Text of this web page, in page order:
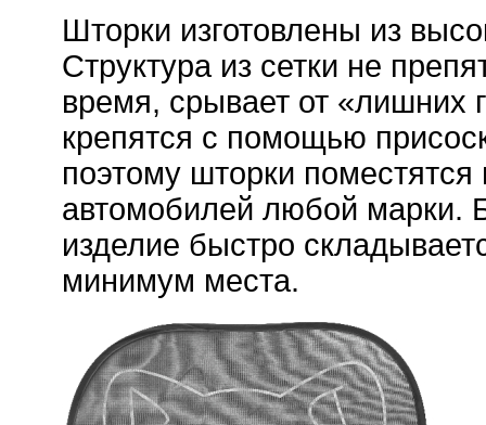
Шторки изготовлены из
Структура из сетки не
время, срывает от «лишних
крепятся с помощью
поэтому шторки поместятся
автомобилей любой марки.
изделие быстро
минимум места.